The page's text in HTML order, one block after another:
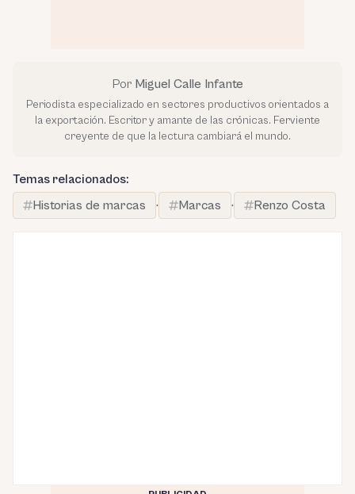
Por Miguel Calle Infante
Periodista especializado en sectores productivos orientados a
la exportación. Escritor y amante de las crónicas. Ferviente
creyente de que la lectura cambiará el mundo.
Temas relacionados:
Historias de marcas
· Marcas · Renzo Costa